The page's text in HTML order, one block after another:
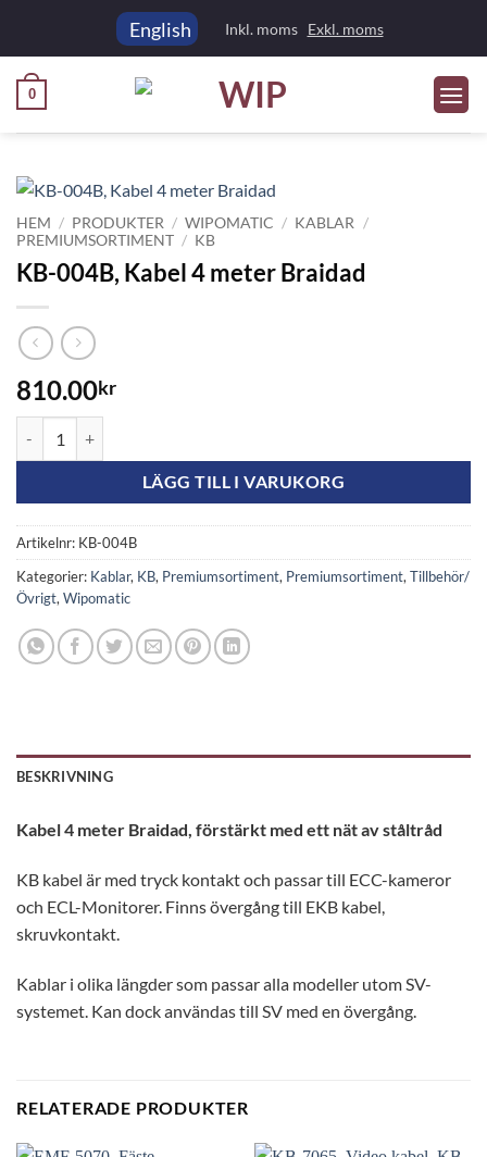
English Inkl. moms Exkl. moms
0
HEM / PRODUKTER / WIPOMATIC / KABLAR
/
PREMIUMSORTIMENT / KB
KB-004B, Kabel 4 meter Braidad
810.00kr
LÄGG TILL I VARUKORG
Artikelnr: KB-004B
Kategorier: Kablar, KB, Premiumsortiment, Premiumsortiment,Tillbehör/
Övrigt,Wipomatic
BESKRIVNING
Kabel 4 meter Braidad, förstärkt med ett nät av ståltråd
KB kabel är med tryck kontakt och passar till ECC-kameror
och ECL-Monitorer. Finns övergång till EKB kabel,
skruvkontakt.
Kablar i olika längder som passar alla modeller utom SV-
systemet. Kan dock användas till SV med en övergång.
RELATERADE PRODUKTER